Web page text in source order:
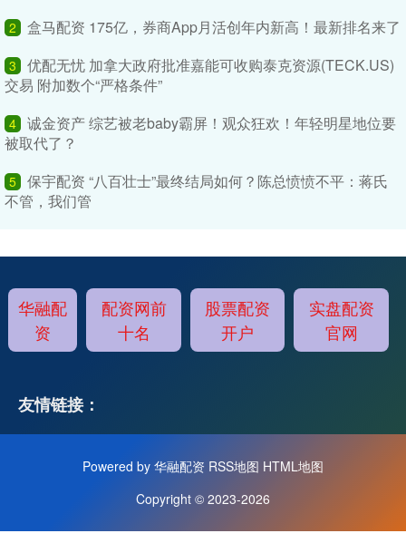
2 盒马配资 175亿，券商App月活创年内新高！最新排名来了
3
优配无忧 加拿大政府批准嘉能可收购泰克资源(TECK.US)
交易 附加数个“严格条件”
4 诚金资产 综艺被老baby霸屏！观众狂欢！年轻明星地位要
被取代了？
5 保宇配资 “八百壮士”最终结局如何？陈总愤愤不平：蒋氏
不管，我们管
华融配
资
配资网前
十名
股票配资
开户
实盘配资
官网
友情链接：
Powered by 华融配资 RSS地图 HTML地图
Copyright © 2023-2026